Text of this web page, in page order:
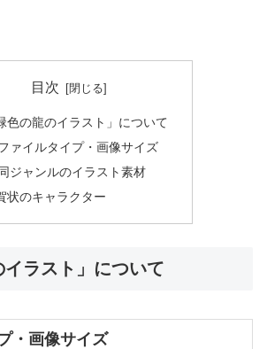
目次
色の龍のイラスト」について
ァイルタイプ・画像サイズ
ジャンルのイラスト素材
状のキャラクター
イラスト」について
・画像サイズ